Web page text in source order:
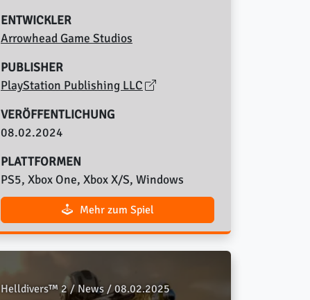
ENTWICKLER
Arrowhead Game Studios
PUBLISHER
PlayStation Publishing LLC
VERÖFFENTLICHUNG
08.02.2024
PLATTFORMEN
PS5, Xbox One, Xbox X/S, Windows
Mehr zum Spiel
Helldivers™ 2 / News / 08.02.2025